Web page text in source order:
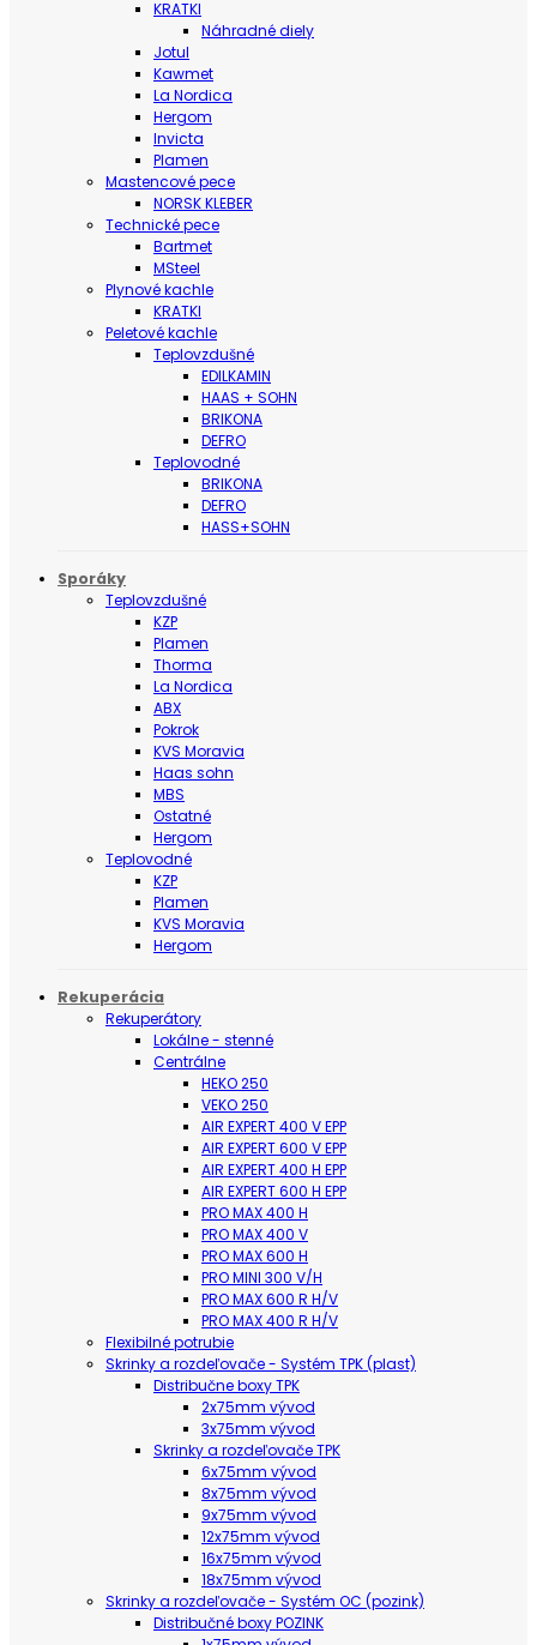
KRATKI
Náhradné diely
Jotul
Kawmet
La Nordica
Hergom
Invicta
Plamen
Mastencové pece
NORSK KLEBER
Technické pece
Bartmet
MSteel
Plynové kachle
KRATKI
Peletové kachle
Teplovzdušné
EDILKAMIN
HAAS + SOHN
BRIKONA
DEFRO
Teplovodné
BRIKONA
DEFRO
HASS+SOHN
Sporáky
Teplovzdušné
KZP
Plamen
Thorma
La Nordica
ABX
Pokrok
KVS Moravia
Haas sohn
MBS
Ostatné
Hergom
Teplovodné
KZP
Plamen
KVS Moravia
Hergom
Rekuperácia
Rekuperátory
Lokálne - stenné
Centrálne
HEKO 250
VEKO 250
AIR EXPERT 400 V EPP
AIR EXPERT 600 V EPP
AIR EXPERT 400 H EPP
AIR EXPERT 600 H EPP
PRO MAX 400 H
PRO MAX 400 V
PRO MAX 600 H
PRO MINI 300 V/H
PRO MAX 600 R H/V
PRO MAX 400 R H/V
Flexibilné potrubie
Skrinky a rozdeľovače - Systém TPK (plast)
Distribučne boxy TPK
2x75mm vývod
3x75mm vývod
Skrinky a rozdeľovače TPK
6x75mm vývod
8x75mm vývod
9x75mm vývod
12x75mm vývod
16x75mm vývod
18x75mm vývod
Skrinky a rozdeľovače - Systém OC (pozink)
Distribučné boxy POZINK